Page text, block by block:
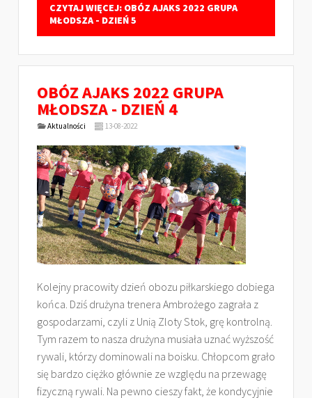
CZYTAJ WIĘCEJ: OBÓZ AJAKS 2022 GRUPA
MŁODSZA - DZIEŃ 5
OBÓZ AJAKS 2022 GRUPA
MŁODSZA - DZIEŃ 4
Aktualności 13-08-2022
Kolejny pracowity dzień obozu piłkarskiego dobiega
końca. Dziś drużyna trenera Ambrożego zagrała z
gospodarzami, czyli z Unią Zloty Stok, grę kontrolną.
Tym razem to nasza drużyna musiała uznać wyższość
rywali, którzy dominowali na boisku. Chłopcom grało
się bardzo ciężko głównie ze względu na przewagę
fizyczną rywali. Na pewno cieszy fakt, że kondycyjnie